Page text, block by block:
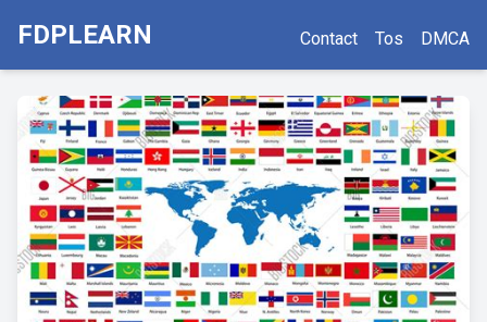
FDPLEARN Contact Tos DMCA